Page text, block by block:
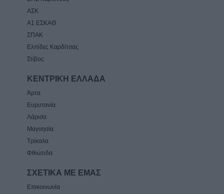
ΑΣΚ
Α1 ΕΣΚΑΘ
ΣΠΑΚ
Ελπίδες Καρδίτσας
Στίβος
ΚΕΝΤΡΙΚΗ ΕΛΛΑΔΑ
Άρτα
Ευρυτανία
Λάρισα
Μαγνησία
Τρίκαλα
Φθιώτιδα
ΣΧΕΤΙΚΑ ΜΕ ΕΜΑΣ
Επικοινωνία